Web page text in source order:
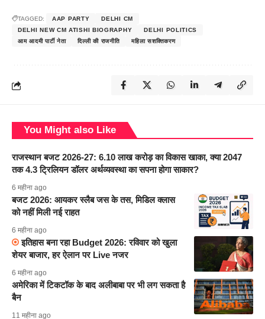
TAGGED: AAP PARTY
DELHI CM
DELHI NEW CM ATISHI BIOGRAPHY
DELHI POLITICS
आम आदमी पार्टी नेता
दिल्ली की राजनीति महिला सशक्तिकरण
You Might also Like
राजस्थान बजट 2026-27: 6.10 लाख करोड़ का विकास खाका, क्या 2047
तक 4.3 ट्रिलियन डॉलर अर्थव्यवस्था का सपना होगा साकार?
6 महीना ago
बजट 2026: आयकर स्लैब जस के तस, मिडिल क्लास
को नहीं मिली नई राहत
6 महीना ago
इतिहास बना रहा Budget 2026: रविवार को खुला
शेयर बाजार, हर ऐलान पर Live नजर
6 महीना ago
अमेरिका में टिकटॉक के बाद अलीबाबा पर भी लग सकता है
बैन
11 महीना ago